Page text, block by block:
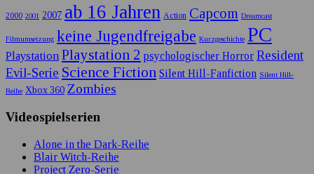
2000 2001 2007 ab 16 Jahren Action Capcom Dreamcast
Filmumsetzung keine Jugendfreigabe Kurzgeschichte PC
Playstation Playstation 2 psychologischer Horror Resident
Evil-Serie Science Fiction Silent Hill-Fanfiction Silent Hill-
Reihe Xbox 360 Zombies
Videospielserien
Alone in the Dark-Reihe
Blair Witch-Reihe
Project Zero-Serie